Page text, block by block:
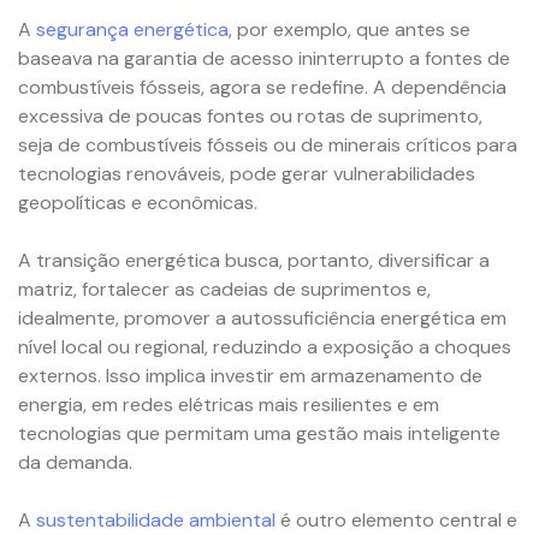
A segurança energética, por exemplo, que antes se
baseava na garantia de acesso ininterrupto a fontes de
combustíveis fósseis, agora se redefine. A dependência
excessiva de poucas fontes ou rotas de suprimento,
seja de combustíveis fósseis ou de minerais críticos para
tecnologias renováveis, pode gerar vulnerabilidades
geopolíticas e econômicas.
A transição energética busca, portanto, diversificar a
matriz, fortalecer as cadeias de suprimentos e,
idealmente, promover a autossuficiência energética em
nível local ou regional, reduzindo a exposição a choques
externos. Isso implica investir em armazenamento de
energia, em redes elétricas mais resilientes e em
tecnologias que permitam uma gestão mais inteligente
da demanda.
A sustentabilidade ambiental é outro elemento central e